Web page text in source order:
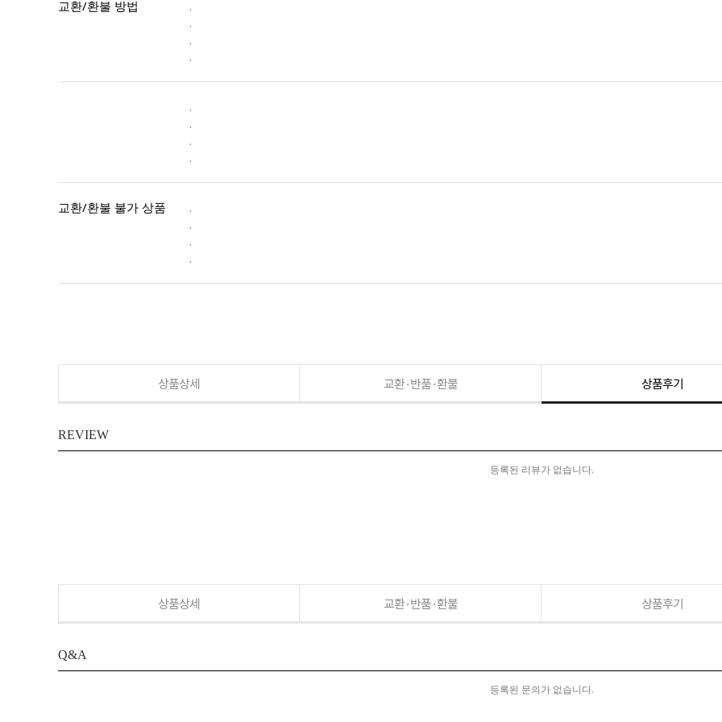
교환/환불 방법
.
.
.
.
.
.
.
.
교환/환불 불가 상품
.
.
.
.
상품상세 교환·반품·환불 상품후기
REVIEW
등록된 리뷰가 없습니다.
상품상세 교환·반품·환불 상품후기
Q&A
등록된 문의가 없습니다.